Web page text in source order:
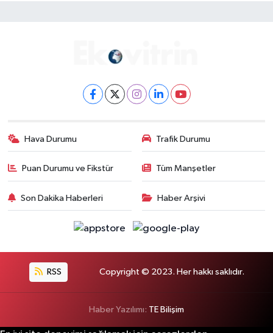
Hava Durumu Trafik Durumu
Puan Durumu ve Fikstür Tüm Manşetler
Son Dakika Haberleri Haber Arşivi
RSS Copyright © 2023. Her hakkı saklıdır.
Haber Yazılımı: TE Bilişim